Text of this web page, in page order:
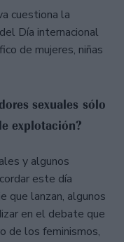
cuestiona la
Día internacional
de mujeres, niñas
sexuales sólo
explotación?
y algunos
este día
que lanzan, algunos
en el debate que
de los feminismos,